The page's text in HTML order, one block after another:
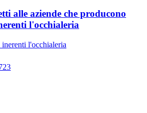
alle aziende che producono
l'occhialeria
l'occhialeria